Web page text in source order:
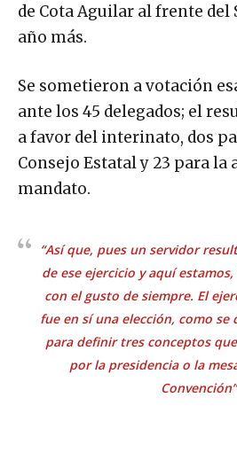
de Cota Aguilar al frente
año más.
Se sometieron a votación
ante los 45 delegados; el
a favor del interinato, dos
Consejo Estatal y 23 para la
mandato.
“Así que, pues un servidor
de ese ejercicio y aquí
con el gusto de siempre. El
fue en sí una elección, como se
para definir tres conceptos
por la presidencia o la
Convención”